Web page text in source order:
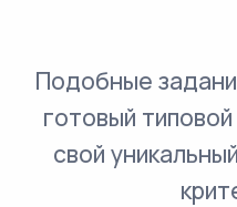
Подобные
готовый типовой
свой